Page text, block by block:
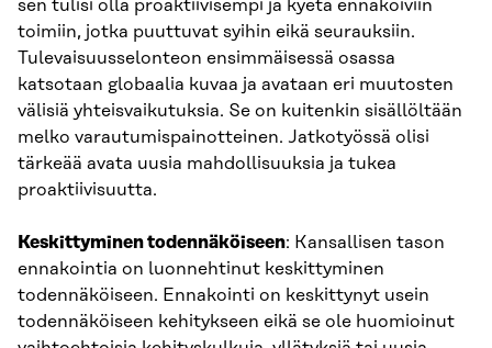
sen tulisi olla proaktiivisempi ja kyetä ennakoiviin
toimiin, jotka puuttuvat syihin eikä seurauksiin.
Tulevaisuusselonteon ensimmäisessä osassa
katsotaan globaalia kuvaa ja avataan eri muutosten
välisiä yhteisvaikutuksia. Se on kuitenkin sisällöltään
melko varautumispainotteinen. Jatkotyössä olisi
tärkeää avata uusia mahdollisuuksia ja tukea
proaktiivisuutta.
Keskittyminen todennäköiseen: Kansallisen tason
ennakointia on luonnehtinut keskittyminen
todennäköiseen. Ennakointi on keskittynyt usein
todennäköiseen kehitykseen eikä se ole huomioinut